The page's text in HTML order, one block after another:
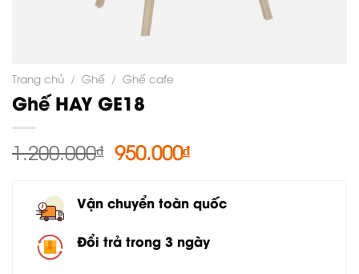
Trang chủ / Ghế / Ghế cafe
Ghế HAY GE18
1.200.000₫ Giá
gốc
1.200.000₫.
950.000₫Giá
là:
Vận chuyển toàn quốc
Đổi trả trong 3 ngày